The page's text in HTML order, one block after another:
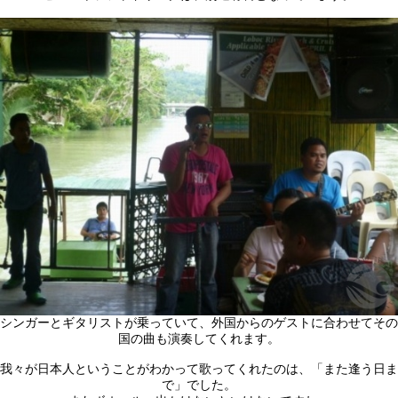
シンガーとギタリストが乗っていて、外国からのゲストに合わせてその
国の曲も演奏してくれます。
我々が日本人ということがわかって歌ってくれたのは、「また逢う日ま
で」でした。